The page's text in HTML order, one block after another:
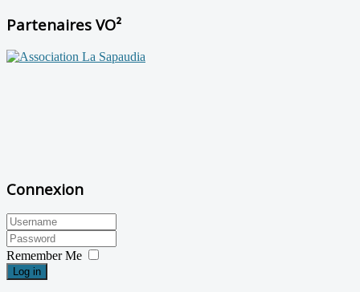
Partenaires VO²
Connexion
Remember Me
Log in